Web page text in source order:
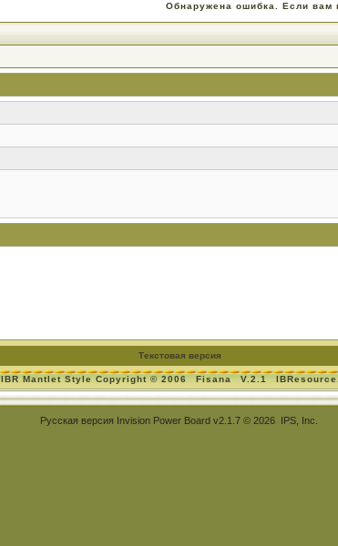
Обнаружена ошибка. Если вам
Текстовая версия
IBR Mantlet Style Copyright © 2006 Fisana V.2.1
Русская версия Invision Power Board v2.1.7 © 2026 IPS, Inc.